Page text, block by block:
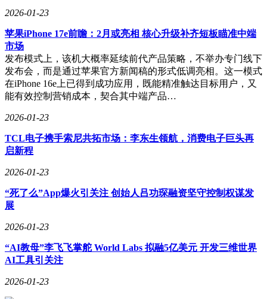
2026-01-23
苹果iPhone 17e前瞻：2月或亮相 核心升级补齐短板瞄准中端
市场
发布模式上，该机大概率延续前代产品策略，不举办专门线下
发布会，而是通过苹果官方新闻稿的形式低调亮相。这一模式
在iPhone 16e上已得到成功应用，既能精准触达目标用户，又
能有效控制营销成本，契合其中端产品…
2026-01-23
TCL电子携手索尼共拓市场：李东生领航，消费电子巨头再
启新程
2026-01-23
“死了么”App爆火引关注 创始人吕功琛融资坚守控制权谋发
展
2026-01-23
“AI教母”李飞飞掌舵 World Labs 拟融5亿美元 开发三维世界
AI工具引关注
2026-01-23